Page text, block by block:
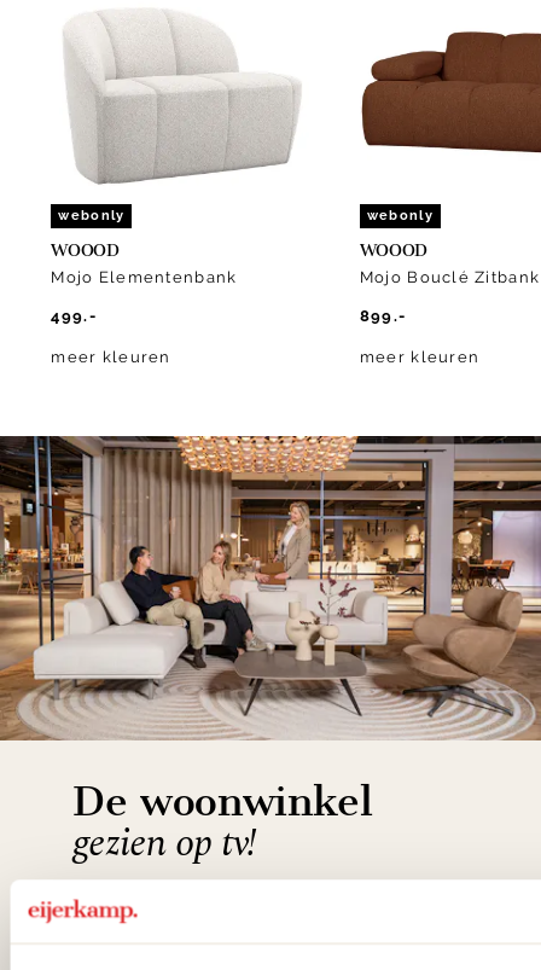
webonly
WOOOD
Mojo Elementenbank
499.-
meer kleuren
webonly
WOOOD
Mojo Bouclé Zitbank
899.-
meer kleuren
De woonwinkel
gezien op tv!
Wie kent het programma vtwonen